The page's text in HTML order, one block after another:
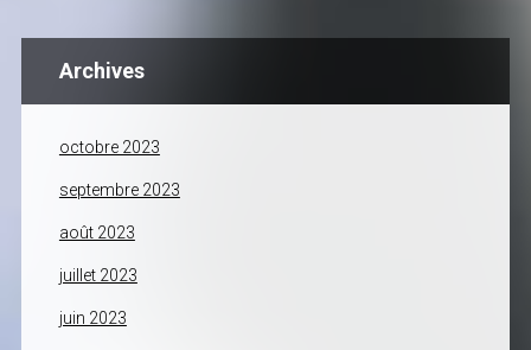
Archives
octobre 2023
septembre 2023
août 2023
juillet 2023
juin 2023